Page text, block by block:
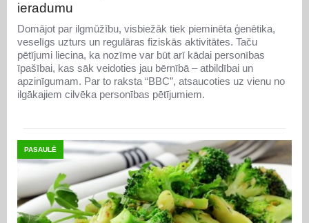
ieradumu
Domājot par ilgmūžību, visbiežāk tiek pieminēta ģenētika,
veselīgs uzturs un regulāras fiziskās aktivitātes. Taču
pētījumi liecina, ka nozīme var būt arī kādai personības
īpašībai, kas sāk veidoties jau bērnībā – atbildībai un
apzinīgumam. Par to raksta “BBC”, atsaucoties uz vienu no
ilgākajiem cilvēka personības pētījumiem.
PASAULĒ